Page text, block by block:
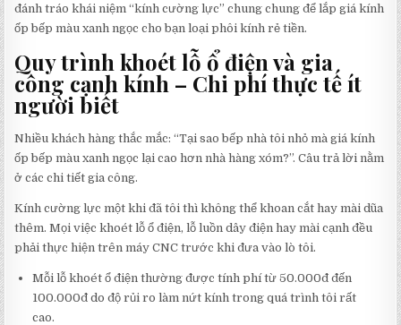
đánh tráo khái niệm “kính cường lực” chung chung để lắp giá kính
ốp bếp màu xanh ngọc cho bạn loại phôi kính rẻ tiền.
Quy trình khoét lỗ ổ điện và gia
công cạnh kính – Chi phí thực tế ít
người biết
Nhiều khách hàng thắc mắc: “Tại sao bếp nhà tôi nhỏ mà giá kính
ốp bếp màu xanh ngọc lại cao hơn nhà hàng xóm?”. Câu trả lời nằm
ở các chi tiết gia công.
Kính cường lực một khi đã tôi thì không thể khoan cắt hay mài dũa
thêm. Mọi việc khoét lỗ ổ điện, lỗ luồn dây điện hay mài cạnh đều
phải thực hiện trên máy CNC trước khi đưa vào lò tôi.
Mỗi lỗ khoét ổ điện thường được tính phí từ 50.000đ đến
100.000đ do độ rủi ro làm nứt kính trong quá trình tôi rất
cao.